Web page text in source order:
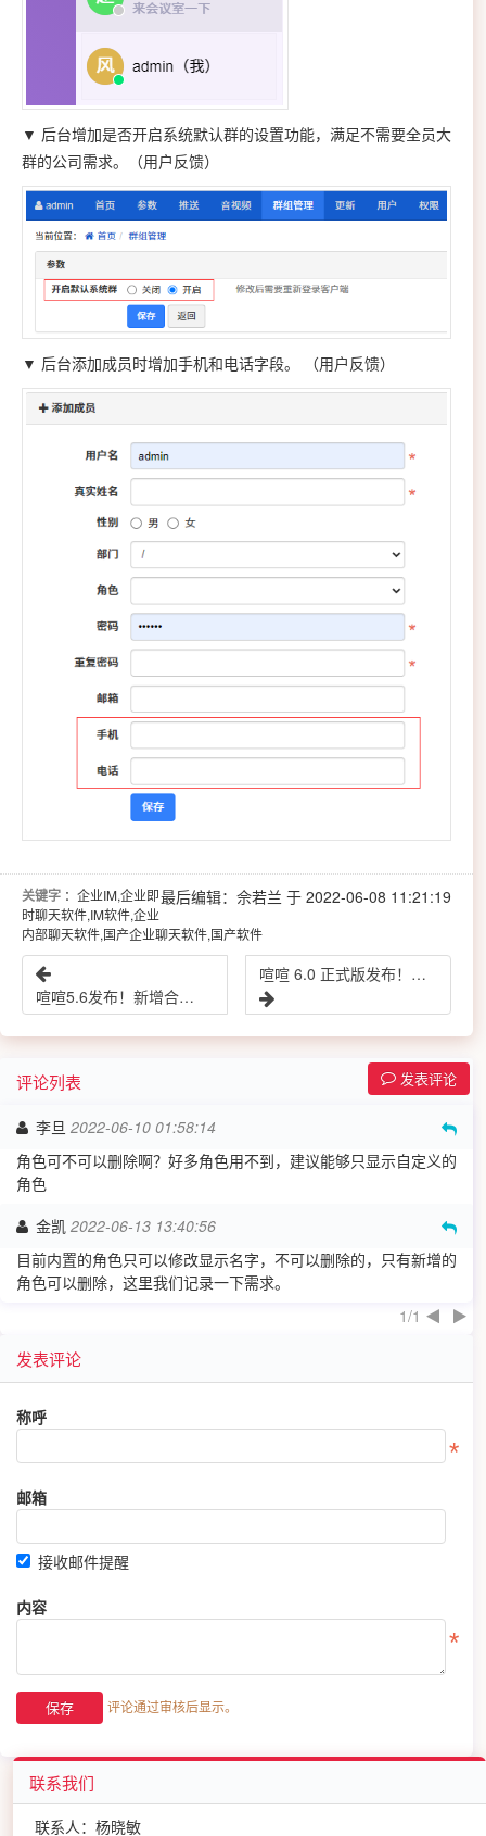
▼ 后台增加是否开启系统默认群的设置功能，满足不需要全员大
群的公司需求。（用户反馈）
▼ 后台添加成员时增加手机和电话字段。 （用户反馈）
最后编辑：佘若兰 于 2022-06-08 11:21:19
关键字 ：企业IM,企业即
时聊天软件,IM软件,企业
内部聊天软件,国产企业聊天软件,国产软件
喧喧5.6发布！新增合并群组功能，消息记录改为独立窗口，导入用户时可填手机号，修复已知问题
喧喧 6.0 正式版发布！新增消息加密和用户反馈需求，修复已知问题
发表评论
评论列表
李旦 2022-06-10 01:58:14
角色可不可以删除啊？好多角色用不到，建议能够只显示自定义的
角色
金凯
2022-06-13 13:40:56
目前内置的角色只可以修改显示名字，不可以删除的，只有新增的
角色可以删除，这里我们记录一下需求。
1/1
发表评论
称呼
邮箱
接收邮件提醒
内容
评论通过审核后显示。
联系我们
联系人：杨晓敏